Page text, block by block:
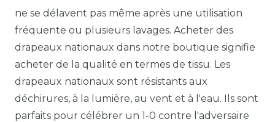
ne se délavent pas même après une utilisation
fréquente ou plusieurs lavages. Acheter des
drapeaux nationaux dans notre boutique signifie
acheter de la qualité en termes de tissu. Les
drapeaux nationaux sont résistants aux
déchirures, à la lumière, au vent et à l'eau. Ils sont
parfaits pour célébrer un 1-0 contre l'adversaire